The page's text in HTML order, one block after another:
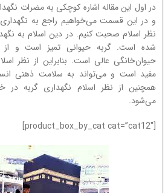
در اول این مقاله اشاره کوچکی به مضرات
و در این قسمت می‌خواهیم راجع به نگهداری
نظر اسلام صحبت کنیم. در دین اسلام به
شده است. گربه حیوانی تمیز است و
حیوان‌خانگی عالی است. بنابراین از نظر
مفید است و می‌تواند به سلامت ذهنی
همچنین از نظر اسلام نگهداری گربه در
می‌شود.
[product_box_by_cat cat=”cat12″]